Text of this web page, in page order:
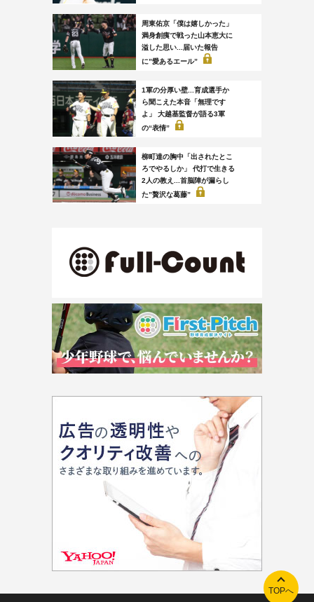
周東佑京「僕は嬉しかった」
満身創痍で戦った山本恵大に
溢した思い...届いた報告
に”愛あるエール”
1軍の分厚い壁...育成選手か
ら聞こえた本音「無理です
よ」 大越基監督が語る3軍
の“表情”
柳町達の胸中「出されたとこ
ろでやるしか」 代打で生きる
2人の教え...首脳陣が漏らし
た”贅沢な葛藤”
TOPへ